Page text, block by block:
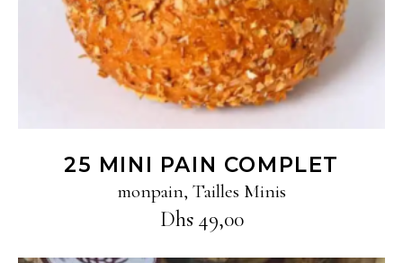
25 MINI PAIN COMPLET
monpain, Tailles Minis
Dhs49,00